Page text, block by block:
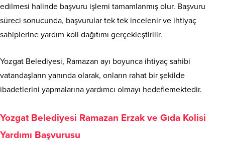
edilmesi halinde başvuru işlemi tamamlanmış olur. Başvuru
süreci sonucunda, başvurular tek tek incelenir ve ihtiyaç
sahiplerine yardım koli dağıtımı gerçekleştirilir.
Yozgat Belediyesi, Ramazan ayı boyunca ihtiyaç sahibi
vatandaşların yanında olarak, onların rahat bir şekilde
ibadetlerini yapmalarına yardımcı olmayı hedeflemektedir.
Yozgat Belediyesi Ramazan Erzak ve Gıda Kolisi
Yardımı Başvurusu